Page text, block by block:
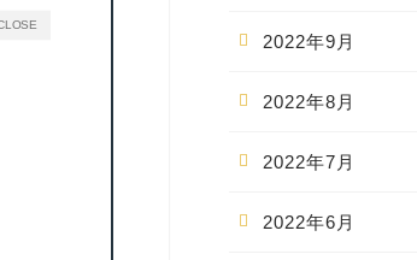
2022年9月
2022年8月
2022年7月
2022年6月